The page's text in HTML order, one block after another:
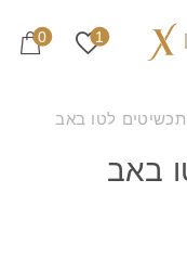
1
0